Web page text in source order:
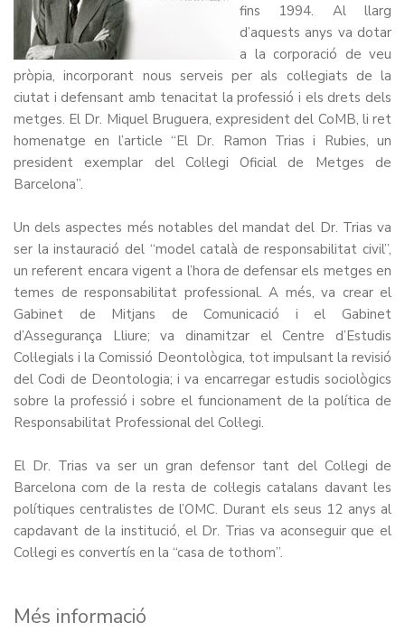
fins 1994. Al llarg
d’aquests anys va dotar
a la corporació de veu
pròpia, incorporant nous serveis per als col·legiats de la
ciutat i defensant amb tenacitat la professió i els drets dels
metges. El Dr. Miquel Bruguera, expresident del CoMB, li ret
homenatge en l’article “El Dr. Ramon Trias i Rubies, un
president exemplar del Col·legi Oficial de Metges de
Barcelona”.
Un dels aspectes més notables del mandat del Dr. Trias va
ser la instauració del “model català de responsabilitat civil”,
un referent encara vigent a l’hora de defensar els metges en
temes de responsabilitat professional. A més, va crear el
Gabinet de Mitjans de Comunicació i el Gabinet
d’Assegurança Lliure; va dinamitzar el Centre d’Estudis
Col·legials i la Comissió Deontològica, tot impulsant la revisió
del Codi de Deontologia; i va encarregar estudis sociològics
sobre la professió i sobre el funcionament de la política de
Responsabilitat Professional del Col·legi.
El Dr. Trias va ser un gran defensor tant del Col·legi de
Barcelona com de la resta de col·legis catalans davant les
polítiques centralistes de l’OMC. Durant els seus 12 anys al
capdavant de la institució, el Dr. Trias va aconseguir que el
Col·legi es convertís en la “casa de tothom”.
Més informació